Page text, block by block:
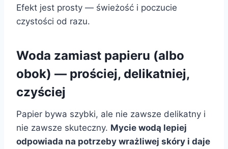
Efekt jest prosty — świeżość i poczucie
czystości od razu.
Woda zamiast papieru (albo
obok) — prościej, delikatniej,
czyściej
Papier bywa szybki, ale nie zawsze delikatny i
nie zawsze skuteczny. Mycie wodą lepiej
odpowiada na potrzeby wrażliwej skóry i daje